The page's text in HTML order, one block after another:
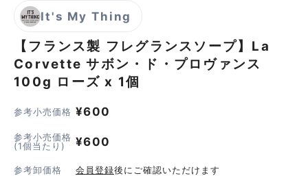
It's My Thing
【フランス製 フレグランスソープ】La
Corvette サボン・ド・プロヴァンス
100g ローズ x 1個
参考小売価格 ¥600
参考小売価格
(1個当たり)
¥600
参考卸価格 会員登録後にご確認いただけます